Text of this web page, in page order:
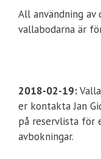
All användning
vallabodarna är
2018-02-19:
er kontakta Jan
på reservlista för
avbokningar.